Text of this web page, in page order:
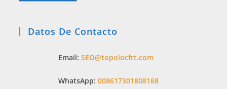
Datos De Contacto
Email:SEO@topolocfrt.com
WhatsApp:008617301808168